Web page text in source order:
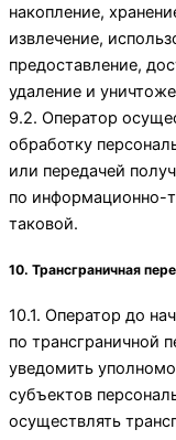
накопление,
извлечение,
предоставление,
удаление и
9.2. Оператор
обработку
или передачей
по информационно-
таковой.
10. Трансграничная
10.1. Оператор до
по трансграничной
уведомить
субъектов
осуществлять